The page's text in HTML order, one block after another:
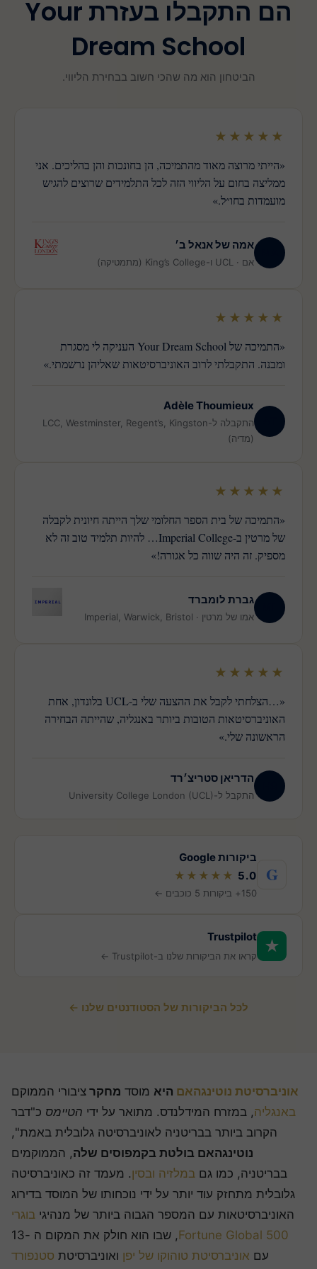
הם התקבלו בעזרת Your
Dream School
הביטחון הוא מה שהכי חשוב בבחירת הליווי.
★★★★★
«הייתי מרוצה מאוד מהתמיכה, הן בחונכות והן בהליכים. אני
ממליצה בחום על הליווי הזה לכל התלמידים שרוצים להגיש
מועמדות בחו״ל.»
MA
אמה של אנאל ב׳
אם · UCL ו-King’s College (מתמטיקה)
★★★★★
«התמיכה של Your Dream School העניקה לי מסגרת
ומבנה. התקבלתי לרוב האוניברסיטאות שאליהן נרשמתי.»
AT
Adèle Thoumieux
התקבלה ל-LCC, Westminster, Regent’s, Kingston
(מדיה)
★★★★★
«התמיכה של בית הספר החלומי שלך הייתה חיונית לקבלה
של מרטין ב-Imperial College… להיות תלמיד טוב זה לא
מספיק. זה היה שווה כל אגורה!»
ML
גברת לומברד
אמו של מרטין · Imperial, Warwick, Bristol
★★★★★
«…הצלחתי לקבל את ההצעה שלי ב-UCL בלונדון, אחת
האוניברסיטאות הטובות ביותר באנגליה, שהייתה הבחירה
הראשונה שלי.»
HS
הדריאן סטריצ׳רד
התקבל ל-University College London (UCL)
ביקורות Google
★★★★★5.0
Trustpilot
קראו את הביקורות שלנו ב-Trustpilot ←
לכל הביקורות של הסטודנטים שלנו ←
אוניברסיטת נוטינגהאםהיאמוסדמחקרציבורי הממוקם
באנגליה, במזרח המידלנדס. מתואר על ידי הטיימסכ"דבר
הקרוב ביותר בבריטניה לאוניברסיטה גלובלית באמת",
נוטינגהאם בולטת בקמפוסים שלה, הממוקמים
בבריטניה, כמו גם במלזיה ובסין. מעמד זה כאוניברסיטה
גלובלית מתחזק עוד יותר על ידי נוכחותו של המוסד בדירוג
האוניברסיטאות עם המספר הגבוה ביותר של מנהיגיבוגרי
Fortune Global 500
, שבו הוא חולק את המקום ה -13
עםאוניברסיטת טוהוקו של יפןואוניברסיטתסטנפורד